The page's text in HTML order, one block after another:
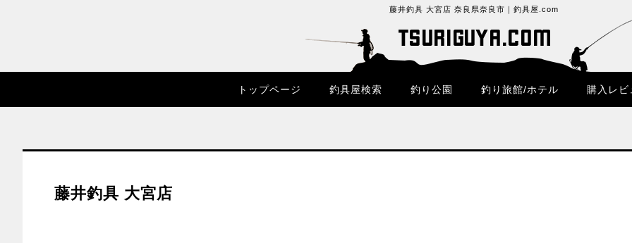
藤井釣具 大宮店 奈良県奈良市｜釣具屋.com
トップページ 釣具屋検索 釣り公園 釣り旅館/ホテル 購入レビ
藤井釣具 大宮店